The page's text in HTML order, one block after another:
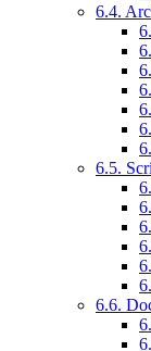
6.4.
6.5.
6.6.